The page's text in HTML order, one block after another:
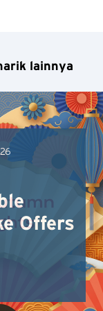
lainnya
Offers
Konfirmasi